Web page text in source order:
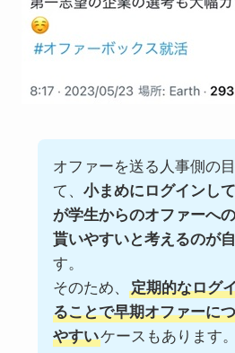
オファーを送る人事側の
て、 小まめにログインし
が学生からのオファーへ
貰いやすいと考えるのが
す。
そのため、
定期的なログ
ることで早期オファーに
やすいケースもあります。